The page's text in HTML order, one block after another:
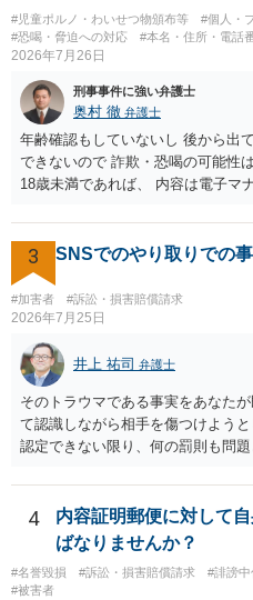
#児童ポルノ・わいせつ物頒布等 #個人・
#恐喝・脅迫への対応
#本名・住所・電話
2026年7月26日
刑事事件に強い弁護士
奥村 徹 弁護士
年齢確認もしていないし 後から出
できないので 詐欺・恐喝の可能性
18歳未満であれば、 内容は電子マ
画の尺は10分ほど、服を着たまま
して、要求された金額(1000円程
した。 そこから、撮影するまで暇
欲しい、住んでいる都道府県と区
言ったやり取りをしていました。
（わいせつ行為）の疑いがありま
能です。
3 SNSでのやり取りでの事
#加害者 #訴訟・損害賠償請求
2026年7月25日
井上 祐司 弁護士
そのトラウマである事実をあなた
て認識しながら相手を傷つけよう
認定できない限り、何の罰則も問
4
内容証明郵便に対して
ばなりませんか？
#名誉毀損 #訴訟・損害賠償請求 #誹謗中
#被害者